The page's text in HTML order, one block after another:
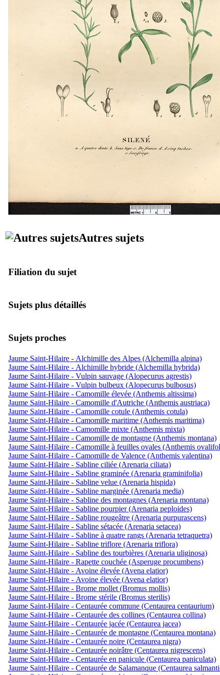
Autres sujets
Filiation du sujet
Sujets plus détaillés
Sujets proches
Jaume Saint-Hilaire - Alchimille des Alpes (Alchemilla alpina)
Jaume Saint-Hilaire - Alchimille hybride (Alchemilla hybrida)
Jaume Saint-Hilaire - Vulpin sauvage (Alopecurus agrestis)
Jaume Saint-Hilaire - Vulpin bulbeux (Alopecurus bulbosus)
Jaume Saint-Hilaire - Camomille élevée (Anthemis altissima)
Jaume Saint-Hilaire - Camomille d'Autriche (Anthemis austriaca)
Jaume Saint-Hilaire - Camomille cotule (Anthemis cotula)
Jaume Saint-Hilaire - Camomille maritime (Anthemis maritima)
Jaume Saint-Hilaire - Camomille mixte (Anthemis mixta)
Jaume Saint-Hilaire - Camomille de montagne (Anthemis montana)
Jaume Saint-Hilaire - Camomille à feuilles ovales (Anthemis
Jaume Saint-Hilaire - Camomille de Valence (Anthemis valentina)
Jaume Saint-Hilaire - Sabline ciliée (Arenaria ciliata)
Jaume Saint-Hilaire - Sabline graminée (Arenaria graminifolia)
Jaume Saint-Hilaire - Sabline velue (Arenaria hispida)
Jaume Saint-Hilaire - Sabline marginée (Arenaria media)
Jaume Saint-Hilaire - Sabline des montagnes (Arenaria montana)
Jaume Saint-Hilaire - Sabline pourpier (Arenaria peploides)
Jaume Saint-Hilaire - Sabline rougeâtre (Arenaria purpurascens)
Jaume Saint-Hilaire - Sabline sétacée (Arenaria setacea)
Jaume Saint-Hilaire - Sabline à quatre rangs (Arenaria tetraquetra)
Jaume Saint-Hilaire - Sabline triflore (Arenaria triflora)
Jaume Saint-Hilaire - Sabline des tourbières (Arenaria uliginosa)
Jaume Saint-Hilaire - Rapette couchée (Asperuge procumbens)
Jaume Saint-Hilaire - Avoine élevée (Avena elatior)
Jaume Saint-Hilaire - Avoine élevée (Avena elatior)
Jaume Saint-Hilaire - Brome mollet (Bromus mollis)
Jaume Saint-Hilaire - Brome stérile (Bromus sterilis)
Jaume Saint-Hilaire - Centaurée commune (Centaurea centaurium)
Jaume Saint-Hilaire - Centaurée des collines (Centaurea collina)
Jaume Saint-Hilaire - Centaurée jacée (Centaurea jacea)
Jaume Saint-Hilaire - Centaurée de montagne (Centaurea montana)
Jaume Saint-Hilaire - Centaurée noire (Centaurea nigra)
Jaume Saint-Hilaire - Centaurée noirâtre (Centaurea nigrescens)
Jaume Saint-Hilaire - Centaurée en panicule (Centaurea paniculata)
Jaume Saint-Hilaire - Centaurée de Salamanque (Centaurea